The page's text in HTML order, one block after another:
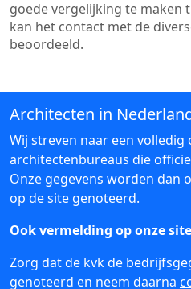
goede vergelijking te maken
kan het contact met de
beoordeeld.
Architecten in
Wij streven naar een volledig
architectenbureaus die
Onze gegevens worden dan
op de site genoteerd.
Ook vermelding op onze
Zorg dat de kvk de
genoteerd en neem daarna